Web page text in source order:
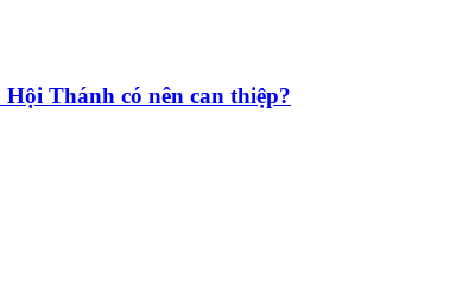
Thánh có nên can thiệp?